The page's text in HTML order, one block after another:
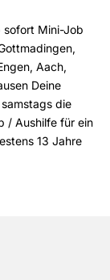
sofort Mini-Job
Aach,
Deine
die
/ Aushilfe für ein
13 Jahre